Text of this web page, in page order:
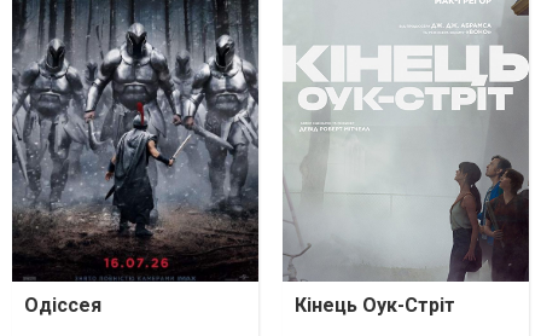
Одіссея Кінець Оук-Стріт